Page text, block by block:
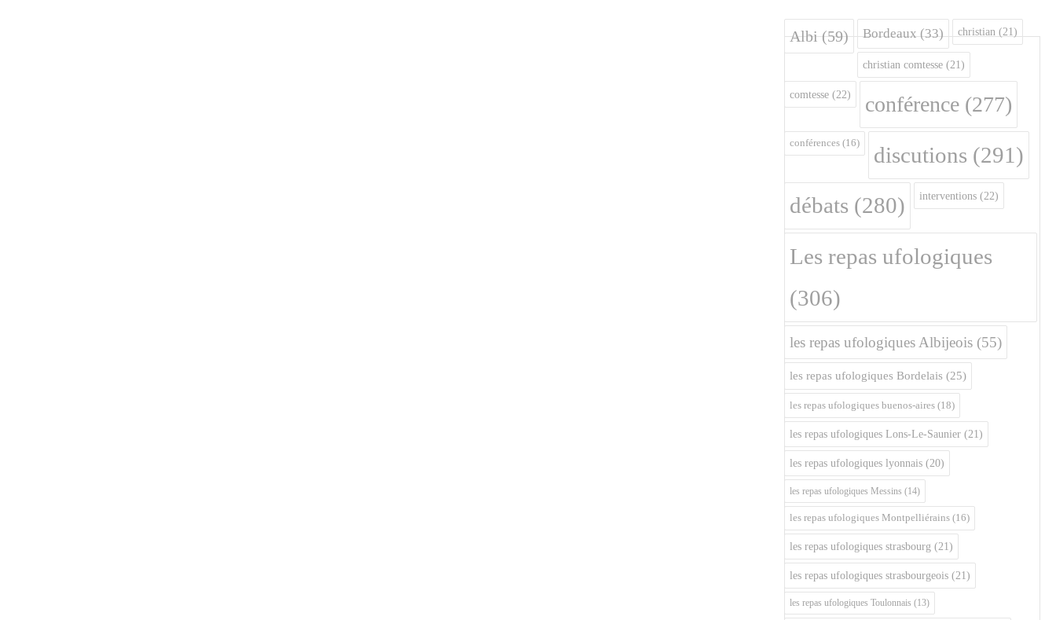
Albi(59) Bordeaux(33) christian (21)
christian comtesse (21)
comtesse (22) conférence (277)
conférences (16) discutions (291)
débats (280) interventions (22)
Les repas ufologiques
(306)
les repas ufologiques Albijeois (55)
les repas ufologiques Bordelais (25)
les repas ufologiques buenos-aires (18)
les repas ufologiques Lons-Le-Saunier (21)
les repas ufologiques lyonnais (20)
les repas ufologiques Messins (14)
les repas ufologiques Montpelliérains (16)
les repas ufologiques strasbourg (21)
les repas ufologiques strasbourgeois (21)
les repas ufologiques Toulonnais (13)